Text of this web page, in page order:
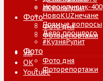
#КузняРулит
Фото
Фото дня
Фоторепортажи
VK
ОК
Youtube
Новокузнецк-400
НовоKUZнечане
Прямые вопросы
Дело прошлого
#КузняРулит
Фото
Фото дня
Фоторепортажи